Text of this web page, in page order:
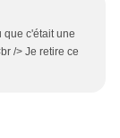
que c'était une
/> Je retire ce